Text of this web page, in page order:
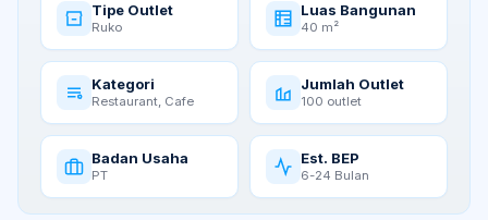
Saat ini Selera Bahari telah memiliki 100+ mitrayang
tersebar di berbagai kota Indonesia dan terus membuka
peluang kemitraan baru.
Tipe Outlet
Ruko
Luas Bangunan
40 m²
Kategori
Restaurant, Cafe
Jumlah Outlet
100 outlet
Badan Usaha
PT
Est. BEP
6-24 Bulan